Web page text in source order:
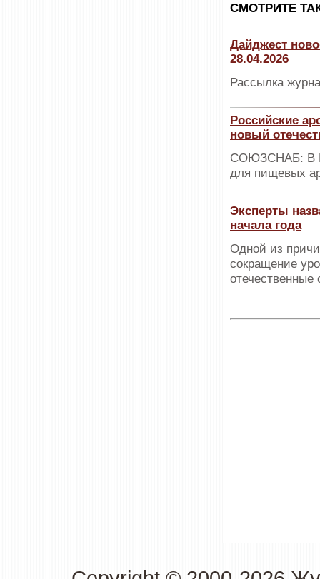
CМОТРИТЕ
Дайджест
28.04.2026
Рассылка
Российские
новый
СОЮЗСНАБ: В
для пищевых
Эксперты
начала года
Одной из
сокращение
отечественные